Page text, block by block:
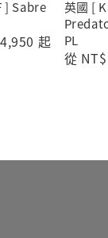
] Sabre
起
英國 [
PL
從